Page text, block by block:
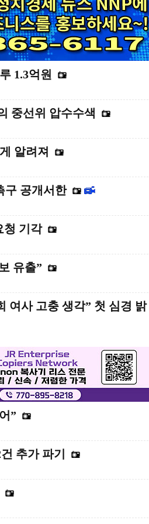
1.3억원
중선위 압수수색
알려져
구 공개서한
청 기각
유출”
여사 고충 생각” 첫 심경 밝
”
추가 파기